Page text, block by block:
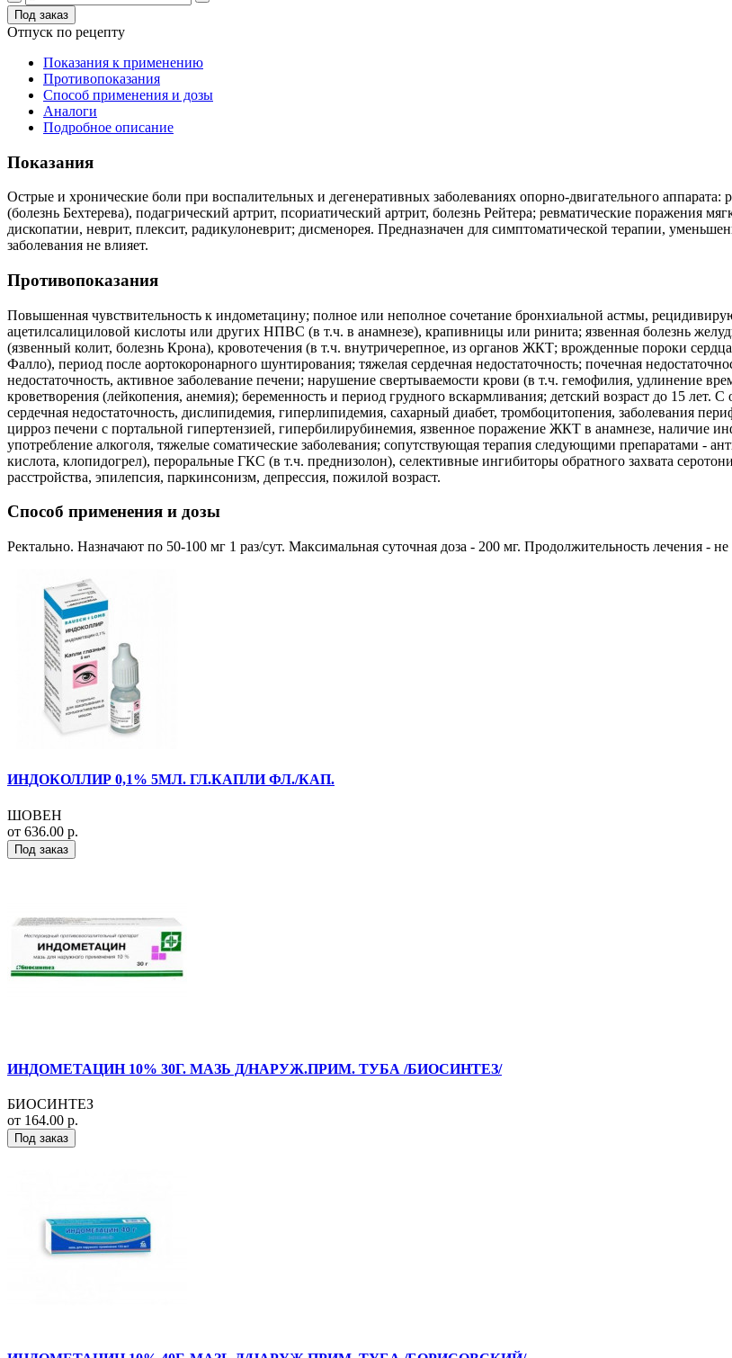
Под заказ
Отпуск по рецепту
Показания к применению
Противопоказания
Способ применения и дозы
Аналоги
Подробное описание
Показания
Острые и хронические боли при воспалительных и дегенеративных заболеваниях опорно-двигательного
(болезнь Бехтерева), подагрический артрит, псориатический артрит, болезнь Рейтера; ревматические поражения
дископатии, неврит, плексит, радикулоневрит; дисменорея. Предназначен для симптоматической терапии,
заболевания не влияет.
Противопоказания
Повышенная чувствительность к индометацину; полное или неполное сочетание бронхиальной астмы,
ацетилсалициловой кислоты или других НПВС (в т.ч. в анамнезе), крапивницы или ринита; язвенная болезнь
(язвенный колит, болезнь Крона), кровотечения (в т.ч. внутричерепное, из органов ЖКТ; врожденные пороки сердца
Фалло), период после аортокоронарного шунтирования; тяжелая сердечная недостаточность; почечная
недостаточность, активное заболевание печени; нарушение свертываемости крови (в т.ч. гемофилия, удлинение
кроветворения (лейкопения, анемия); беременность и период грудного вскармливания; детский возраст до 15 лет.
сердечная недостаточность, дислипидемия, гиперлипидемия, сахарный диабет, тромбоцитопения, заболевания
цирроз печени с портальной гипертензией, гипербилирубинемия, язвенное поражение ЖКТ в анамнезе, наличие
употребление алкоголя, тяжелые соматические заболевания; сопутствующая терапия следующими препаратами -
кислота, клопидогрел), пероральные ГКС (в т.ч. преднизолон), селективные ингибиторы обратного захвата
расстройства, эпилепсия, паркинсонизм, депрессия, пожилой возраст.
Способ применения и дозы
Ректально. Назначают по 50-100 мг 1 раз/сут. Максимальная суточная доза - 200 мг. Продолжительность лечения -
ИНДОКОЛЛИР 0,1% 5МЛ. ГЛ.КАПЛИ ФЛ./КАП.
ШОВЕН
от 636.00 р.
Под заказ
ИНДОМЕТАЦИН 10% 30Г. МАЗЬ Д/НАРУЖ.ПРИМ. ТУБА /БИОСИНТЕЗ/
БИОСИНТЕЗ
от 164.00 р.
Под заказ